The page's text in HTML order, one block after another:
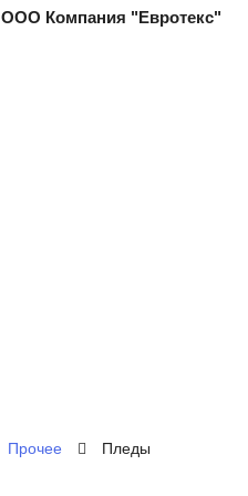
ООО Компания "Евротекс"
Прочее Пледы